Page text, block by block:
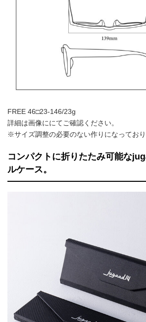
FREE 46□23-146/23g
詳細は画像ににてご確認ください。
※サイズ調整の必要のない作りになってお
コンパクトに折りたたみ可能な
ルケース。